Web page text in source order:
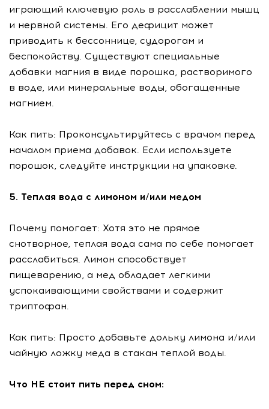
играющий ключевую роль в расслаблении мышц
и нервной системы. Его дефицит может
приводить к бессоннице, судорогам и
беспокойству. Существуют специальные
добавки магния в виде порошка, растворимого
в воде, или минеральные воды, обогащенные
магнием.
Как пить: Проконсультируйтесь с врачом перед
началом приема добавок. Если используете
порошок, следуйте инструкции на упаковке.
5. Теплая вода с лимоном и/или медом
Почему помогает: Хотя это не прямое
снотворное, теплая вода сама по себе помогает
расслабиться. Лимон способствует
пищеварению, а мед обладает легкими
успокаивающими свойствами и содержит
триптофан.
Как пить: Просто добавьте дольку лимона и/или
чайную ложку меда в стакан теплой воды.
Что НЕ стоит пить перед сном: